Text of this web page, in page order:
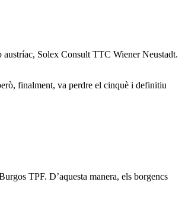
austríac, Solex Consult TTC Wiener Neustadt.
finalment, va perdre el cinquè i definitiu
TPF. D’aquesta manera, els borgencs